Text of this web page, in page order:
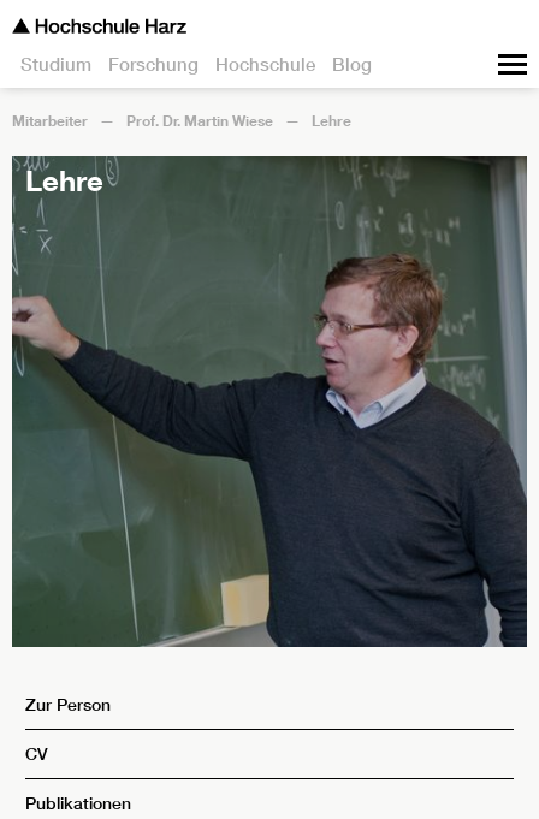
Studium Forschung Hochschule Blog
Mitarbeiter Prof. Dr. Martin Wiese Lehre
Lehre
Zur Person
CV
Publikationen